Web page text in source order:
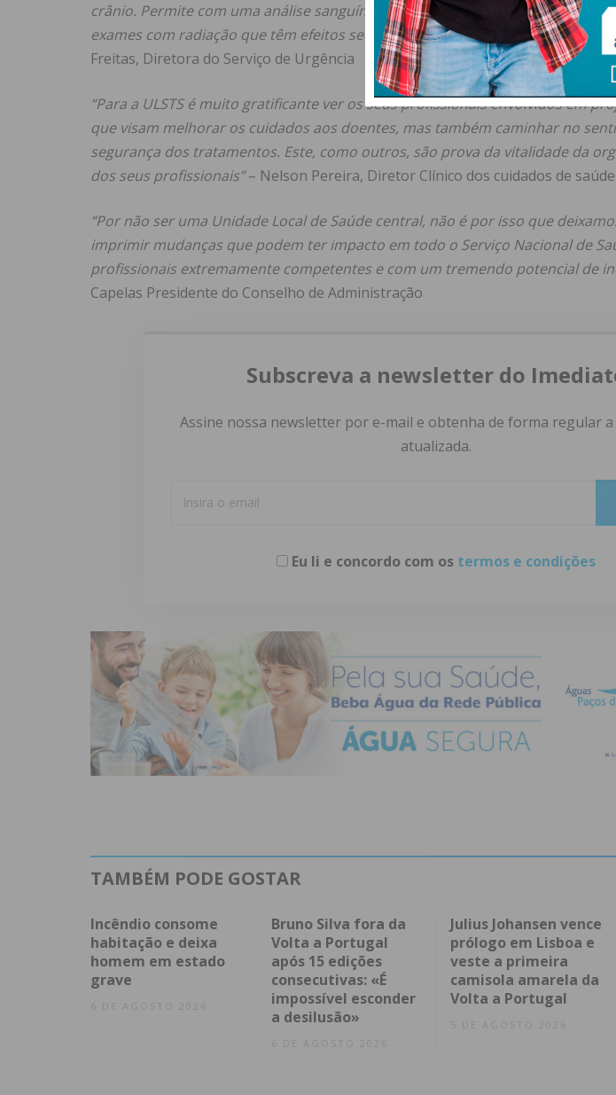
crânio. Permite com uma análise sanguínea, de forma rápida e muito segura
exames com radiação que têm efeitos secundários quando realizados de
Freitas, Diretora do Serviço de Urgência
“Para a ULSTS é muito gratificante ver os seus profissionais envolvidos em
que visam melhorar os cuidados aos doentes, mas também caminhar no
segurança dos tratamentos. Este, como outros, são prova da vitalidade da
dos seus profissionais”– Nelson Pereira, Diretor Clínico dos cuidados de
“Por não ser uma Unidade Local de Saúde central, não é por isso que
imprimir mudanças que podem ter impacto em todo o Serviço Nacional de
profissionais extremamente competentes e com um tremendo potencial de
Capelas Presidente do Conselho de Administração
Subscreva a newsletter do
Assine nossa newsletter por e-mail e obtenha de forma regular
atualizada.
Eu li e concordo com os termos e condições
TAMBÉM PODE GOSTAR
Incêndio consome
habitação e deixa
homem em estado
grave
6 DE AGOSTO 2026
Bruno Silva fora da
Volta a Portugal
após 15 edições
consecutivas: «É
impossível esconder
a desilusão»
6 DE AGOSTO 2026
Julius Johansen vence
prólogo em Lisboa e
veste a primeira
camisola amarela da
Volta a Portugal
5 DE AGOSTO 2026